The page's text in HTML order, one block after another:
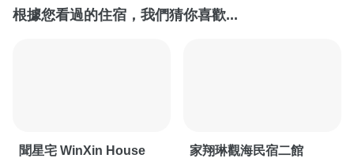
根據您看過的住宿，我們猜你喜歡...
聞星宅 WinXin House 家翔琳觀海民宿二館